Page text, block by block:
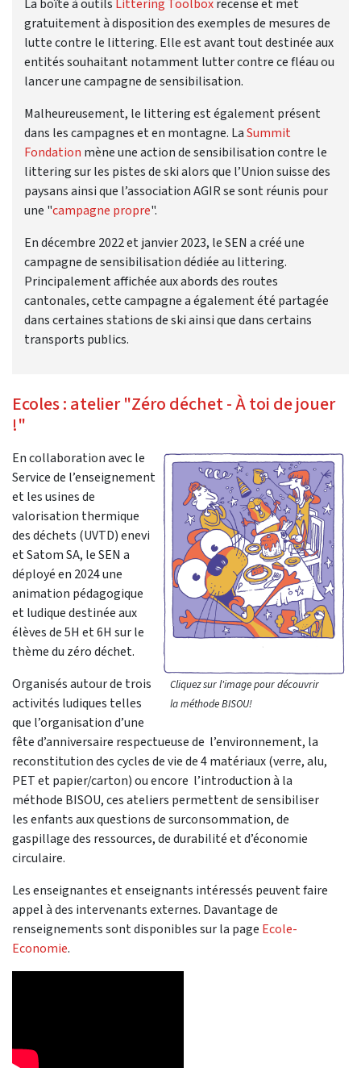
La boîte à outils Littering Toolboxrecense et met
gratuitement à disposition des exemples de mesures de
lutte contre le littering. Elle est avant tout destinée aux
entités souhaitant notamment lutter contre ce fléau ou
lancer une campagne de sensibilisation.
Malheureusement, le littering est également présent
dans les campagnes et en montagne. LaSummit
Fondation mène une action de sensibilisation contre le
littering sur les pistes de ski alors que l’Union suisse des
paysans ainsi que l’association AGIR se sont réunis pour
une "campagne propre".
En décembre 2022 et janvier 2023, le SEN a créé une
campagne de sensibilisation dédiée au littering.
Principalement affichée aux abords des routes
cantonales, cette campagne a également été partagée
dans certaines stations de ski ainsi que dans certains
transports publics.
Ecoles : atelier "Zéro déchet - À toi de jouer
!"
Cliquez sur l'image pour découvrir
la méthode BISOU!
En collaboration avec le
Service de l’enseignement
et les usines de
valorisation thermique
des déchets (UVTD) enevi
et Satom SA, le SEN a
déployé en 2024 une
animation pédagogique
et ludique destinée aux
élèves de 5H et 6H sur le
thème du zéro déchet.
Organisés autour de trois
activités ludiques telles
que l’organisation d’une
fête d’anniversaire respectueuse de l’environnement, la
reconstitution des cycles de vie de 4 matériaux (verre, alu,
PET et papier/carton) ou encore l’introduction à la
méthode BISOU, ces ateliers permettent de sensibiliser
les enfants aux questions de surconsommation, de
gaspillage des ressources, de durabilité et d’économie
circulaire.
Les enseignantes et enseignants intéressés peuvent faire
appel à des intervenants externes. Davantage de
renseignements sont disponibles sur la page Ecole-
Economie.